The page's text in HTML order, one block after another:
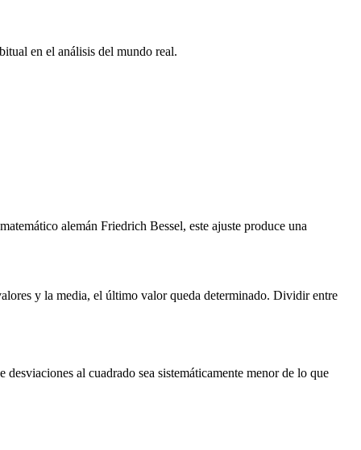
en el análisis del mundo real.
alemán Friedrich Bessel, este ajuste produce una
y la media, el último valor queda determinado. Dividir entre
al cuadrado sea sistemáticamente menor de lo que